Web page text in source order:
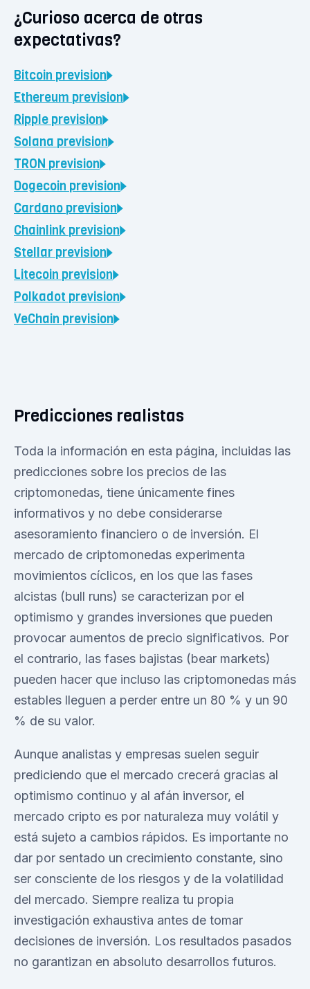
¿Curioso acerca de otras
expectativas?
Bitcoin prevision
Ethereum prevision
Ripple prevision
Solana prevision
TRON prevision
Dogecoin prevision
Cardano prevision
Chainlink prevision
Stellar prevision
Litecoin prevision
Polkadot prevision
VeChain prevision
Predicciones realistas
Toda la información en esta página, incluidas las
predicciones sobre los precios de las
criptomonedas, tiene únicamente fines
informativos y no debe considerarse
asesoramiento financiero o de inversión. El
mercado de criptomonedas experimenta
movimientos cíclicos, en los que las fases
alcistas (bull runs) se caracterizan por el
optimismo y grandes inversiones que pueden
provocar aumentos de precio significativos. Por
el contrario, las fases bajistas (bear markets)
pueden hacer que incluso las criptomonedas más
estables lleguen a perder entre un 80 % y un 90
% de su valor.
Aunque analistas y empresas suelen seguir
prediciendo que el mercado crecerá gracias al
optimismo continuo y al afán inversor, el
mercado cripto es por naturaleza muy volátil y
está sujeto a cambios rápidos. Es importante no
dar por sentado un crecimiento constante, sino
ser consciente de los riesgos y de la volatilidad
del mercado. Siempre realiza tu propia
investigación exhaustiva antes de tomar
decisiones de inversión. Los resultados pasados
no garantizan en absoluto desarrollos futuros.